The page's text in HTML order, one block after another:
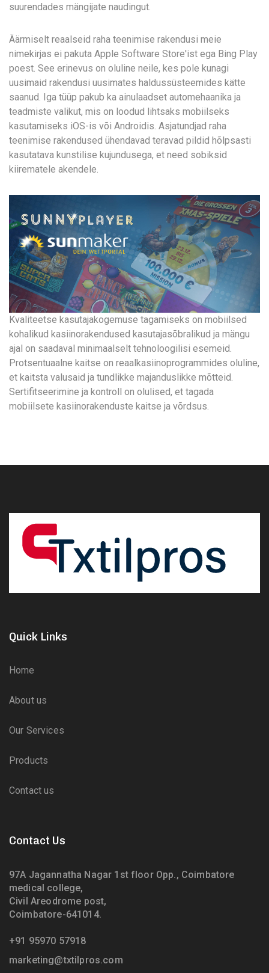
suurendades mängijate naudingut.
Äärmiselt reaalseid raha teenimise rakendusi meie
nimekirjas ei pakuta Apple Software Store'ist ega Bing Play
poest. See erinevus on oluline neile, kes pole kunagi
uusimaid rakendusi uusimates haldussüsteemides kätte
saanud. Iga tüüp pakub ka ainulaadset automehaanika ja
teadmiste valikut, mis on loodud lihtsaks mobiilseks
kasutamiseks iOS-is või Androidis. Asjatundjad raha
teenimise rakendused ühendavad teravad pildid hõlpsasti
kasutatava kunstilise kujundusega, et need sobiksid
kiirematele akendele.
Kvaliteetse kasutajakogemuse tagamiseks on mobiilsed
kohalikud kasiinorakendused kasutajasõbralikud ja mängu
ajal on saadaval minimaalselt tehnoloogilisi esemeid.
Protsentuaalne kaitse on reaalkasiinoprogrammides oluline,
et kaitsta valusaid ja tundlikke majanduslikke mõtteid.
Sertifitseerimine ja kontroll on olulised, et tagada
mobiilsete kasiinorakenduste kaitse ja võrdsus.
Quick Links
Home
About us
Our Services
Products
Contact us
Contact Us
97A Jagannatha Nagar 1st floor Opp., Coimbatore
medical college,
Civil Areodrome post,
Coimbatore-641014.
+91 95970 57918
marketing@txtilpros.com